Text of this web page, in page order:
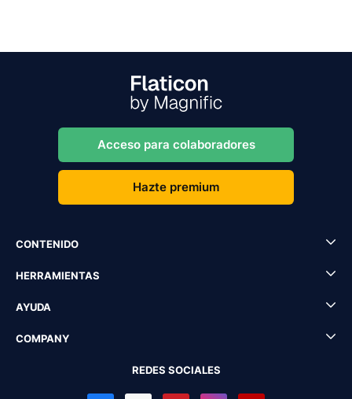
Acceso para colaboradores
Hazte premium
CONTENIDO
HERRAMIENTAS
AYUDA
COMPANY
REDES SOCIALES